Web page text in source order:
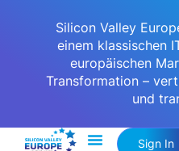
Silicon Valley
einem klassischen
europäischen
Transformation –
und
Sign In